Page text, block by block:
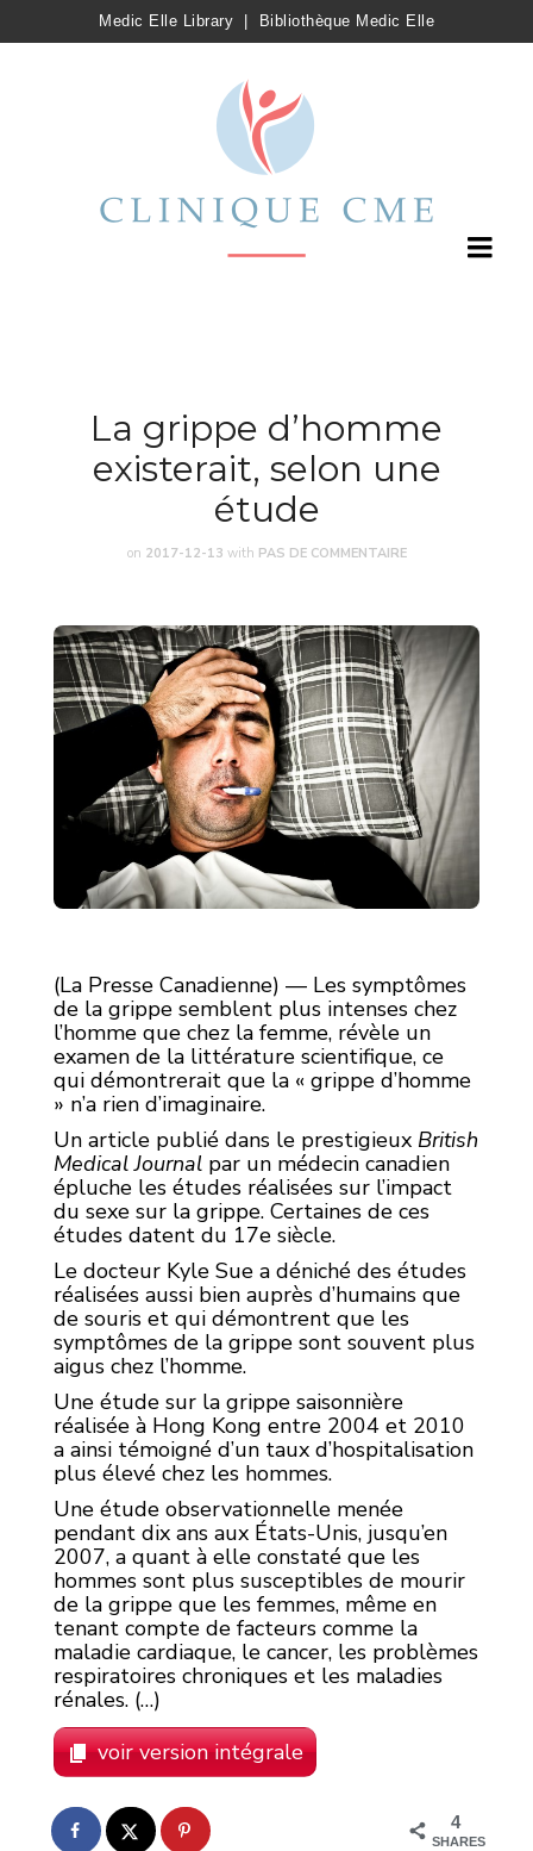
Medic Elle Library Bibliothèque Medic Elle
La grippe d’homme
existerait, selon une
étude
on 2017-12-13 with PAS DE COMMENTAIRE
(La Presse Canadienne) — Les symptômes
de la grippe semblent plus intenses chez
l’homme que chez la femme, révèle un
examen de la littérature scientifique, ce
qui démontrerait que la « grippe d’homme
» n’a rien d’imaginaire.
Un article publié dans le prestigieux British
Medical Journal par un médecin canadien
épluche les études réalisées sur l’impact
du sexe sur la grippe. Certaines de ces
études datent du 17e siècle.
Le docteur Kyle Sue a déniché des études
réalisées aussi bien auprès d’humains que
de souris et qui démontrent que les
symptômes de la grippe sont souvent plus
aigus chez l’homme.
Une étude sur la grippe saisonnière
réalisée à Hong Kong entre 2004 et 2010
a ainsi témoigné d’un taux d’hospitalisation
plus élevé chez les hommes.
Une étude observationnelle menée
pendant dix ans aux États-Unis, jusqu’en
2007, a quant à elle constaté que les
hommes sont plus susceptibles de mourir
de la grippe que les femmes, même en
tenant compte de facteurs comme la
maladie cardiaque, le cancer, les problèmes
respiratoires chroniques et les maladies
rénales. (…)
voir version intégrale
4
SHARES